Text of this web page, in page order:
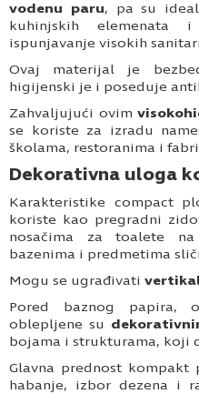
vodenu paru, pa su
kuhinjskih elemenata
ispunjavanje visokih
Ovaj materijal je
higijenski je i poseduje
Zahvaljujući ovim
se koriste za izradu
školama, restoranima i
Dekorativna uloga
Karakteristike compact
koriste kao pregradni
nosačima za toalete na
bazenima i predmetima
Mogu se ugrađivati
Pored baznog papira,
oblepljene su
bojama i strukturama, koji
Glavna prednost
habanje, izbor dezena i